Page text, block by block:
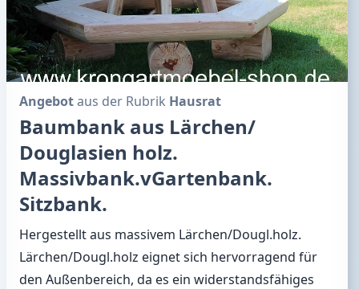
Angebotaus der Rubrik Hausrat
Baumbank aus Lärchen/
Douglasien holz.
Massivbank.vGartenbank.
Sitzbank.
Hergestellt aus massivem Lärchen/Dougl.holz.
Lärchen/Dougl.holz eignet sich hervorragend für
den Außenbereich, da es ein widerstandsfähiges